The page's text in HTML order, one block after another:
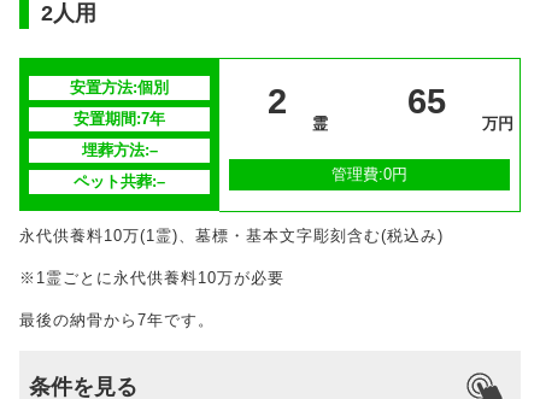
安置期間経
過後
供養方法
毎年合同供養祭を6月第一日曜日に執り行い
ます。
継承者の有
無
2人用
安置方法:個別
安置期間:7年
埋葬方法:–
ペット共葬:–
2
霊
65
万円
管理費:0円
永代供養料10万(1霊)、墓標・基本文字彫刻含む(税込み)
※1霊ごとに永代供養料10万が必要
最後の納骨から7年です。
条件を見る